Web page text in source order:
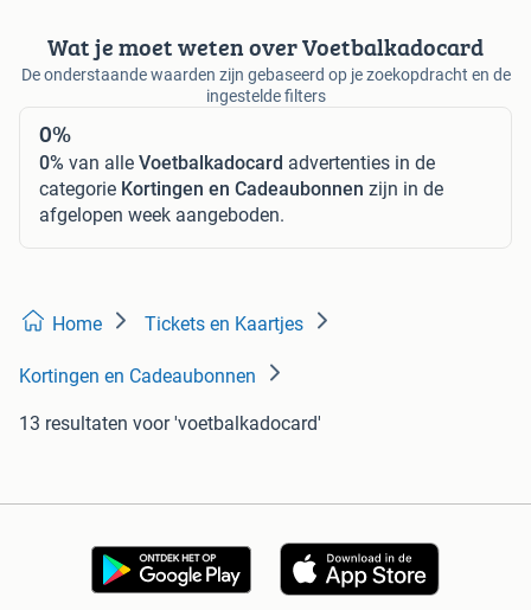
Wat je moet weten over Voetbalkadocard
De onderstaande waarden zijn gebaseerd op je zoekopdracht en de
ingestelde filters
0%
0% van alle Voetbalkadocard advertenties in de
categorie Kortingen en Cadeaubonnen zijn in de
afgelopen week aangeboden.
Home Tickets en Kaartjes
Kortingen en Cadeaubonnen
13 resultaten voor 'voetbalkadocard'